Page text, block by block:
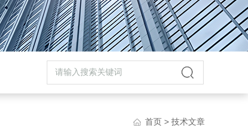
首页 > 技术文章